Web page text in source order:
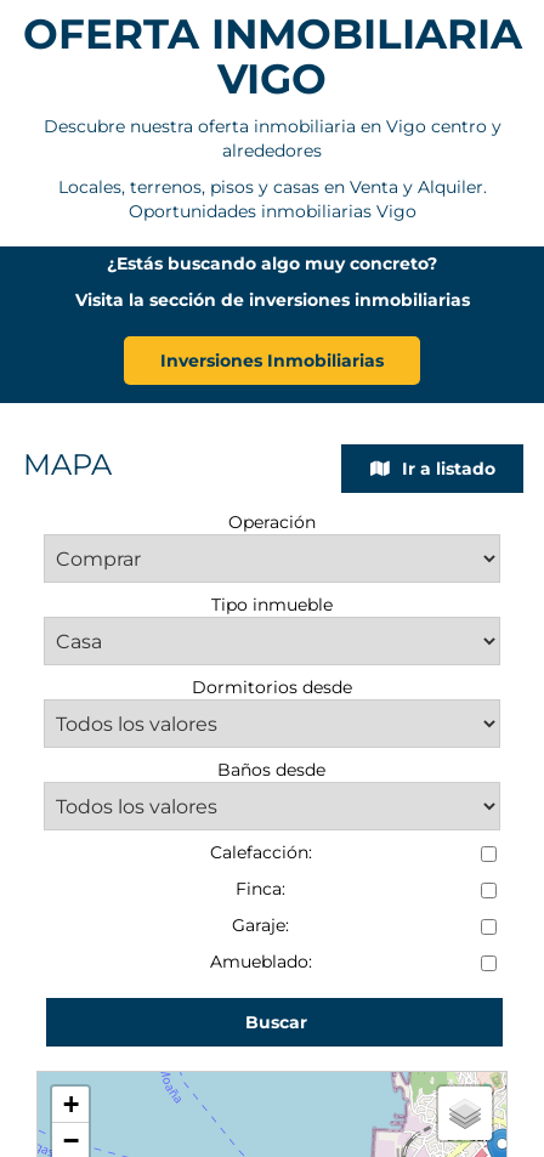
OFERTA INMOBILIARIA
VIGO
Descubre nuestra oferta inmobiliaria en Vigo centro y
alrededores
Locales, terrenos, pisos y casas en Venta y Alquiler.
Oportunidades inmobiliarias Vigo
¿Estás buscando algo muy concreto?
Visita la sección de inversiones inmobiliarias
Inversiones Inmobiliarias
MAPA Ir a listado
Operación
Tipo inmueble
Dormitorios desde
Baños desde
Calefacción:
Finca:
Garaje:
Amueblado:
Buscar
3
+
−